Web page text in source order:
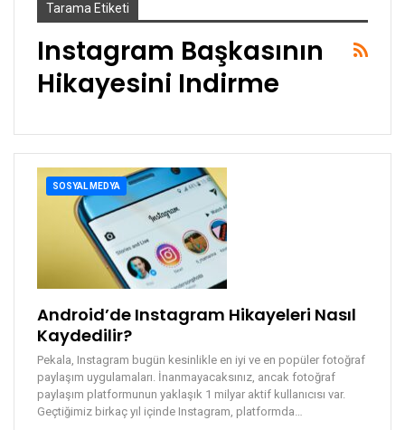
Tarama Etiketi
Instagram Başkasının
Hikayesini Indirme
SOSYAL MEDYA
Android’de Instagram Hikayeleri Nasıl
Kaydedilir?
Pekala, Instagram bugün kesinlikle en iyi ve en popüler fotoğraf
paylaşım uygulamaları. İnanmayacaksınız, ancak fotoğraf
paylaşım platformunun yaklaşık 1 milyar aktif kullanıcısı var.
Geçtiğimiz birkaç yıl içinde Instagram, platformda…